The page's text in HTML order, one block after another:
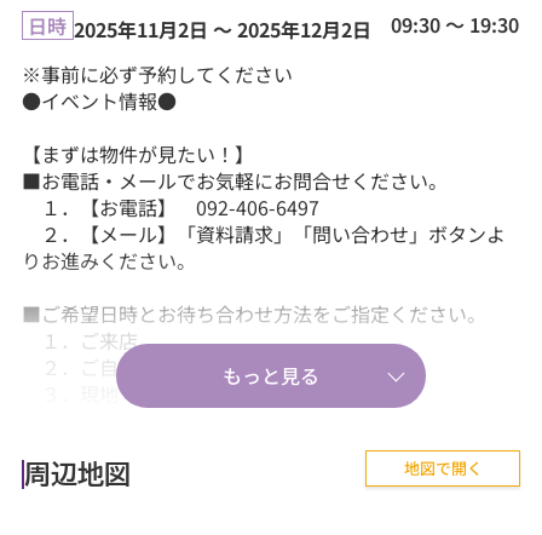
日時 2025年11月2日 ～ 2025年12月2日 09:30 ～ 19:30
※事前に必ず予約してください
●イベント情報●
【まずは物件が見たい！】
■お電話・メールでお気軽にお問合せください。
１．【お電話】 092-406-6497
２．【メール】「資料請求」「問い合わせ」ボタンよ
りお進みください。
■ご希望日時とお待ち合わせ方法をご指定ください。
１．ご来店
２．ご自宅送迎
３．現地・最寄駅等でのお待ち合わせ。
■『失敗しない住まい選びのポイント！』、『購入の流
周辺地図 地図で開く